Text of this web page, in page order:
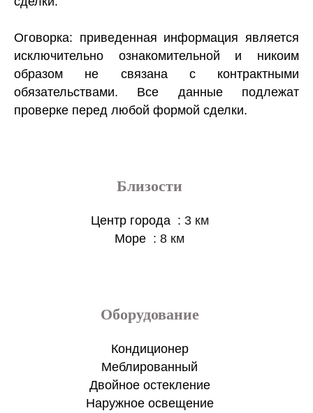
Оговорка: приведенная информация является
исключительно ознакомительной и никоим
образом не связана с контрактными
обязательствами. Все данные подлежат
проверке перед любой формой сделки.
Близости
Центр города
3 км
Море
8 км
Оборудование
Кондиционер
Меблированный
Двойное остекление
Наружное освещение